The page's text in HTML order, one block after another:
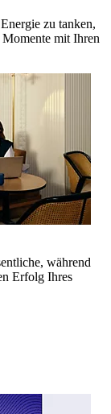
zu tanken,
mit Ihren
während
Erfolg Ihres